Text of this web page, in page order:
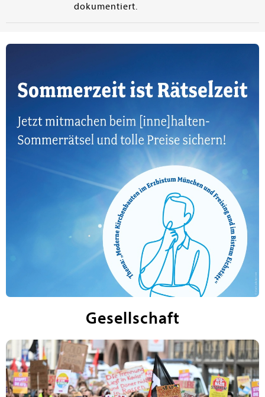
dokumentiert.
Gesellschaft